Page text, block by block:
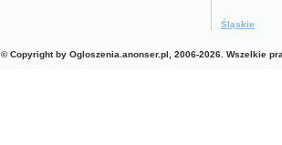
Śląskie
© Copyright by Ogloszenia.anonser.pl, 2006-2026. Wszelkie